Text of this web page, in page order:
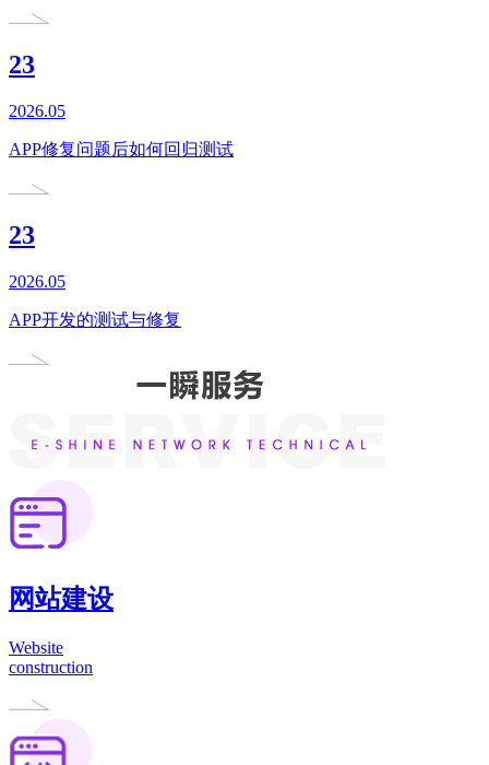
23
2026.05
APP修复问题后如何回归测试
23
2026.05
APP开发的测试与修复
网站建设
Website
construction